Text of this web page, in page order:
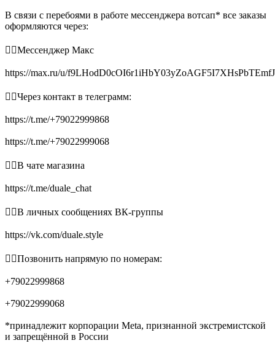
В связи с перебоями в работе мессенджера вотсап* все заказы
оформляются через:
👉🏻Мессенджер Макс
https://max.ru/u/
👉🏻Через контакт в телеграмм:
https://t.me/+79022999868
https://t.me/+79022999068
👉🏻В чате магазина
https://t.me/duale_chat
👉🏻В личных сообщениях ВК-группы
https://vk.com/duale.style
👉🏻Позвонить напрямую по номерам:
+79022999868
+79022999068
*принадлежит корпорации Meta, признанной экстремистской
и запрещённой в России